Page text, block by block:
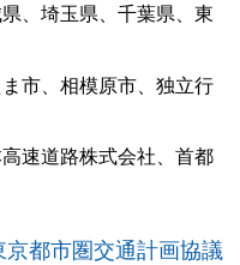
、埼玉県、千葉県、東
市、相模原市、独立行
速道路株式会社、首都
都市圏交通計画協議